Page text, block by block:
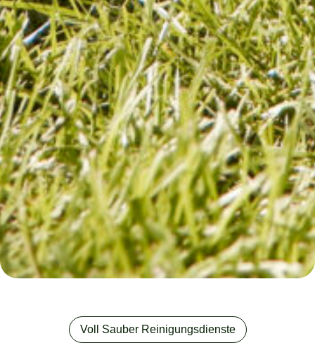
Voll Sauber Reinigungsdienste